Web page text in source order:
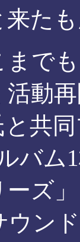
た
で
動
と共
バム
ズ
ウン